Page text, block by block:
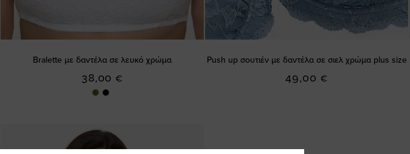
Bralette με δαντέλα σε λευκό χρώμα
38,00 €
Push up σουτιέν με δαντέλα σε σιελ χρώμα plus size
49,00 €